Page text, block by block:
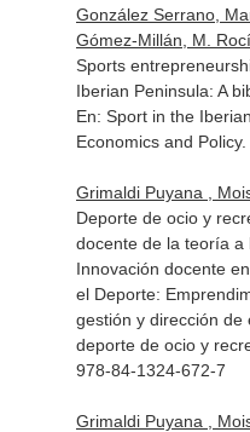
González Serrano,
Gómez-Millán, M.
Sports
Iberian Peninsula: A
En: Sport in the
Economics and Policy.
Grimaldi Puyana ,
Deporte de ocio y
docente de la teoría a
Innovación docente
el Deporte:
gestión y dirección de
deporte de ocio y
978-84-1324-672-7
Grimaldi Puyana ,